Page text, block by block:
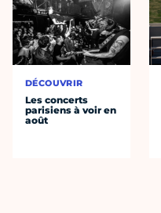
DÉCOUVRIR
Les concerts
parisiens à voir en
août